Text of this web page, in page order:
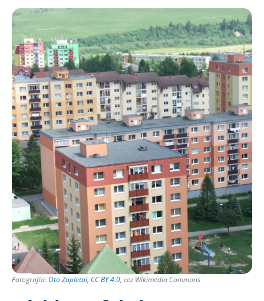
Fotografia: Oto Zapletal, CC BY 4.0, cez Wikimedia Commons